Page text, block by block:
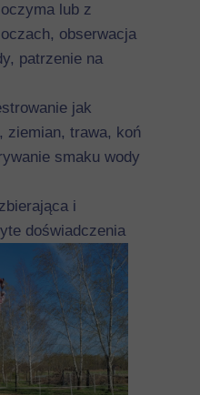
lub z
obserwacja
patrzenie na
jak
ziemian, trawa, koń
smaku wody
i
doświadczenia